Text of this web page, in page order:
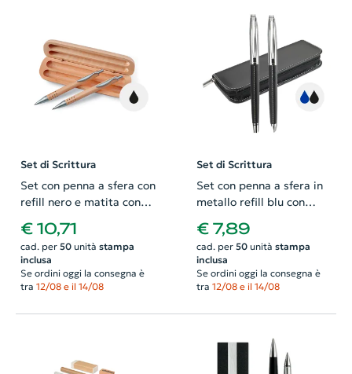
Set di Scrittura
Set con penna a sfera con
refill nero e matita con
confezione di legno
€ 10,71
cad. per 50unità stampa
inclusa
Se ordini oggi la consegna è
tra 12/08 e il 14/08
Set di Scrittura
Set con penna a sfera in
metallo refill blu con
penna roller in metallo
refill nero in astuccio in
PU
€ 7,89
cad. per 50unità stampa
inclusa
Se ordini oggi la consegna è
tra 12/08 e il 14/08